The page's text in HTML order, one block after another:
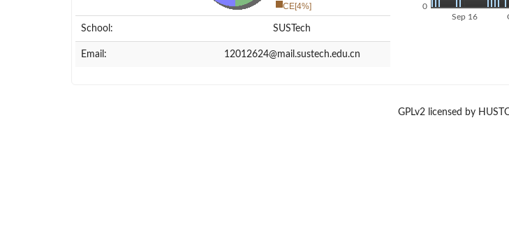
Sep 16
0
CE[4%]
School: SUSTech
Email: 12012624@mail.sustech.edu.cn
GPLv2 licensed by